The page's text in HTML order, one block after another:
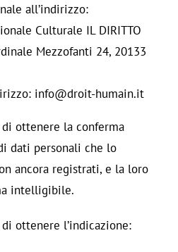
all’indirizzo:
Culturale IL DIRITTO
Mezzofanti 24, 20133
info@droit-humain.it
ottenere la conferma
dati personali che lo
ancora registrati, e la loro
intelligibile.
ottenere l’indicazione: